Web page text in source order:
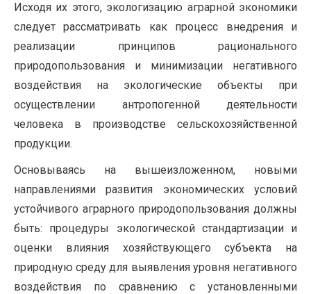
Исходя их этого, экологизацию аграрной экономики
следует рассматривать как процесс внедрения и
реализации принципов рационального
природопользования и минимизации негативного
воздействия на экологические объекты при
осуществлении антропогенной деятельности
человека в производстве сельскохозяйственной
продукции.
Основываясь на вышеизложенном, новыми
направлениями развития экономических условий
устойчивого аграрного природопользования должны
быть: процедуры экологической стандартизации и
оценки влияния хозяйствующего субъекта на
природную среду для выявления уровня негативного
воздействия по сравнению с установленными